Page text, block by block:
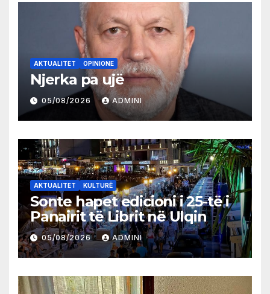
AKTUALITET OPINIONE
Njerka pa ujë
05/08/2026 ADMINI
AKTUALITET KULTURË
Sonte hapet edicioni i 25-të i
Panairit të Librit në Ulqin
05/08/2026 ADMINI